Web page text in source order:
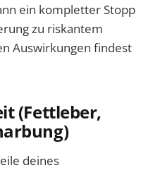
ein kompletter Stopp
zu riskantem
Auswirkungen findest
(Fettleber,
deines